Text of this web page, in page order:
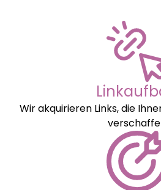
Wir akquirieren Links, die